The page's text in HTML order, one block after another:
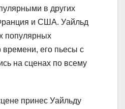
в других
и США. Уайльд
популярных
времени, его пьесы с
на сценах по всему
принес Уайльду